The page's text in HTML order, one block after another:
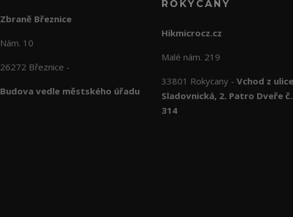
Zbraně Březnice
Nám. 10
26272 Březnice -
Budova vedle městského úřadu
ROKYCANY
Hikmicrocz.cz
Malé nám. 219
33801 Rokycany - Vchod z ulice
Sladovnická, 2. Patro Dveře č.
314